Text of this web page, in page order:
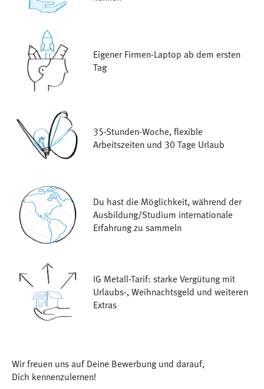
Eigener Firmen-Laptop ab dem ersten
Tag
35-Stunden-Woche, flexible
Arbeitszeiten und 30 Tage Urlaub
Du hast die Möglichkeit, während der
Ausbildung/Studium internationale
Erfahrung zu sammeln
IG Metall-Tarif: starke Vergütung mit
Urlaubs-, Weihnachtsgeld und weiteren
Extras
Wir freuen uns auf Deine Bewerbung und darauf,
Dich kennenzulernen!